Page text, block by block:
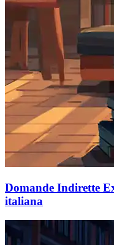
Domande Indirette
italiana